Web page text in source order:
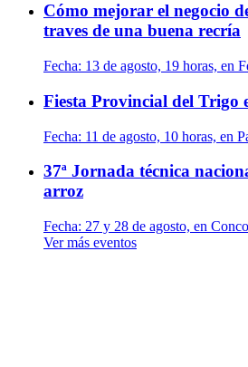
Cómo mejorar el negocio
traves de una buena recría
Fecha: 13 de agosto, 19 horas, en
Fiesta Provincial del Trigo
Fecha: 11 de agosto, 10 horas, en
37ª Jornada técnica
arroz
Fecha: 27 y 28 de agosto, en
Ver más eventos